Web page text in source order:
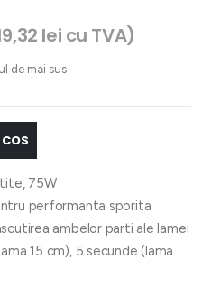
lei cu TVA)
de mai sus
75W
performanta sporita
ambelor parti ale lamei
15 cm), 5 secunde (lama